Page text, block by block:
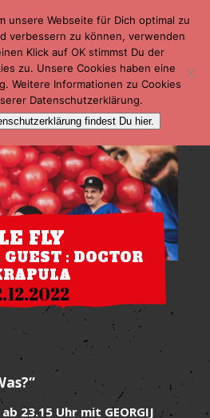
FLY
: DOCTOR
23.15 Uhr mit GEORGIJ
unsere Webseite für Dich optimal zu
verbessern zu können, verwenden
Klick auf OK stimmst Du der
zu. Unsere Cookies haben eine
Weitere Informationen zu Cookies
Datenschutzerklärung.
findest Du hier.